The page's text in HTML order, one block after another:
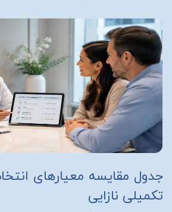
جدول مقایسه معیارهای
تکمیلی نازایی